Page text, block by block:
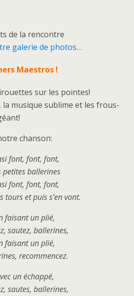
de la rencontre
galerie de photos…
Maestros !
sur les pointes!
la musique sublime et les frous-
chanson:
font, font, font,
petites ballerines
font, font, font,
tours et puis s’en vont.
faisant un plié,
sautez, ballerines,
faisant un plié,
recommencez.
un échappé,
sautes, ballerines,